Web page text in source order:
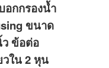
อกกรองน้ำ
ขนาด
ว ข้อต่อ
วใน 2 หุน